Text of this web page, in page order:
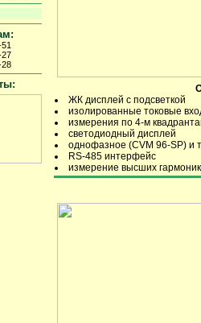
27
28
ЖК дисплей с подсветкой
изолированные токовые
измерения по 4-м
светодиодный дисплей
однофазное (CVM 96-SP) и
RS-485 интерфейс
измерение высших